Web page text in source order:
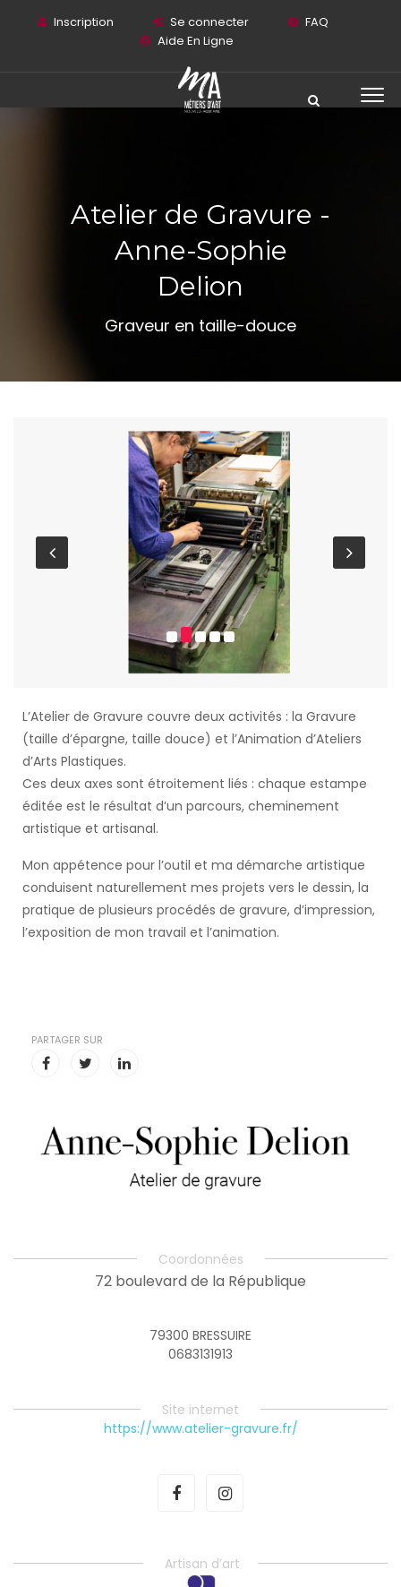
Inscription Se connecter
FAQ
Aide En Ligne
Atelier de Gravure -
Anne-Sophie
Delion
Graveur en taille-douce
Coordonnées
72 boulevard de la République
79300 BRESSUIRE
0683131913
Site internet
https://www.atelier-gravure.fr/
Artisan d’art
L’Atelier de Gravure couvre deux activités : la Gravure
(taille d’épargne, taille douce) et l’Animation d’Ateliers
d’Arts Plastiques.
Ces deux axes sont étroitement liés : chaque estampe
éditée est le résultat d’un parcours, cheminement
artistique et artisanal.
Mon appétence pour l’outil et ma démarche artistique
conduisent naturellement mes projets vers le dessin, la
pratique de plusieurs procédés de gravure, d’impression,
l’exposition de mon travail et l’animation.
PARTAGER SUR